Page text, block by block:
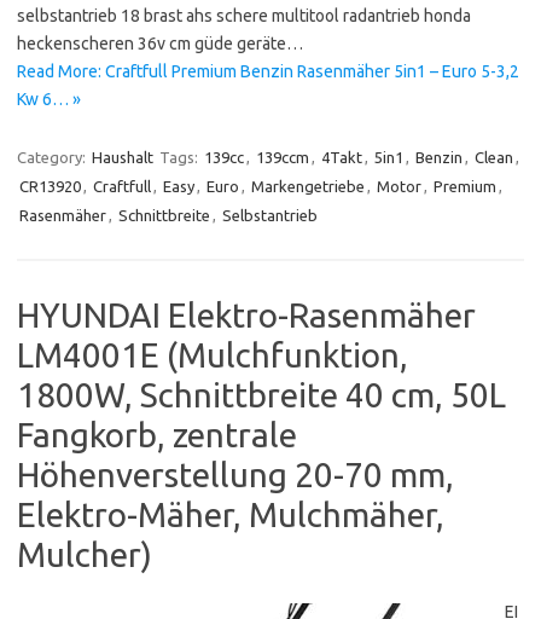
selbstantrieb 18 brast ahs schere multitool radantrieb honda
heckenscheren 36v cm güde geräte…
Read More: Craftfull Premium Benzin Rasenmäher 5in1 – Euro 5-3,2
Kw 6… »
Category: Haushalt Tags: 139cc, 139ccm , 4Takt, 5in1 , Benzin , Clean ,
CR13920, Craftfull, Easy, Euro , Markengetriebe , Motor, Premium ,
Rasenmäher, Schnittbreite , Selbstantrieb
HYUNDAI Elektro-Rasenmäher
LM4001E (Mulchfunktion,
1800W, Schnittbreite 40 cm, 50L
Fangkorb, zentrale
Höhenverstellung 20-70 mm,
Elektro-Mäher, Mulchmäher,
Mulcher)
EI